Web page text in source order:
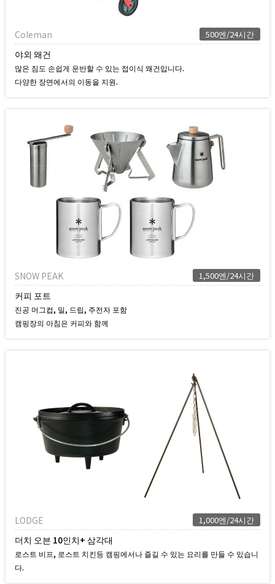
Coleman 500엔/24시간
야외 왜건
많은 짐도 손쉽게 운반할 수 있는 접이식 왜건입니다.
다양한 장면에서의 이동을 지원.
SNOW PEAK 1,500엔/24시간
커피 포트
진공 머그컵, 밀, 드립, 주전자 포함
캠핑장의 아침은 커피와 함께
LODGE 1,000엔/24시간
더치 오븐 10인치+ 삼각대
로스트 비프, 로스트 치킨등 캠핑에서나 즐길 수 있는 요리를 만들 수 있습니
다.